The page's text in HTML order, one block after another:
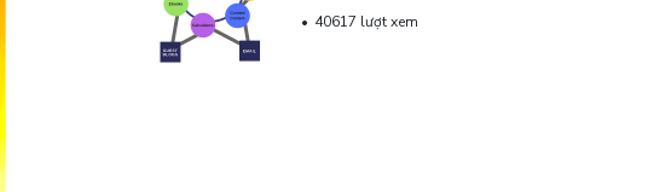
40617 lượt xem